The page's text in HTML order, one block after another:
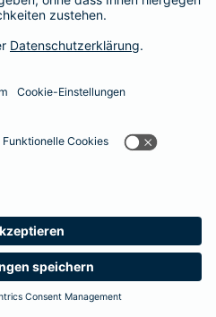
Barmenia
interessieren